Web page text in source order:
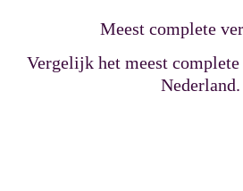
Meest complete
Vergelijk het meest complete
Nederland.